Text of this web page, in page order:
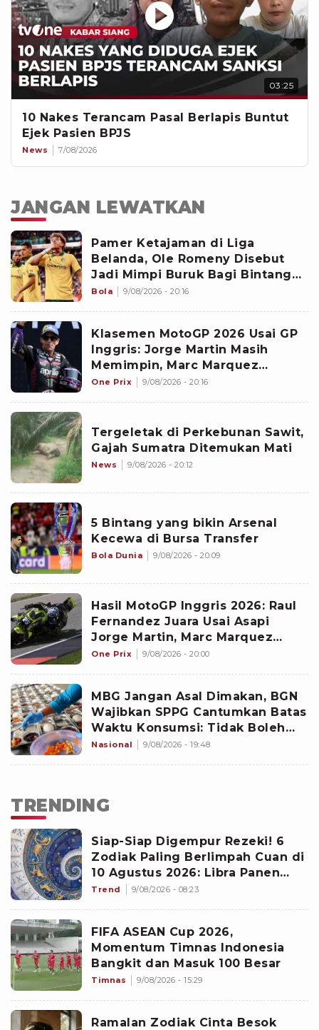
03:25
10 Nakes Terancam Pasal Berlapis Buntut
Ejek Pasien BPJS
News 7/08/2026
JANGAN LEWATKAN
Pamer Ketajaman di Liga
Belanda, Ole Romeny Disebut
Jadi Mimpi Buruk Bagi Bintang
PSV
Bola 9/08/2026 - 20:16
Klasemen MotoGP 2026 Usai GP
Inggris: Jorge Martin Masih
Memimpin, Marc Marquez
Terlempar dari 3 Besar
One Prix 9/08/2026 - 20:16
Tergeletak di Perkebunan Sawit,
Gajah Sumatra Ditemukan Mati
News 9/08/2026 - 20:12
5 Bintang yang bikin Arsenal
Kecewa di Bursa Transfer
Bola Dunia 9/08/2026 - 20:09
Hasil MotoGP Inggris 2026: Raul
Fernandez Juara Usai Asapi
Jorge Martin, Marc Marquez
Gagal Podium
One Prix 9/08/2026 - 20:00
MBG Jangan Asal Dimakan, BGN
Wajibkan SPPG Cantumkan Batas
Waktu Konsumsi: Tidak Boleh
Melebihi Batas Jam
Nasional 9/08/2026 - 19:48
TRENDING
Siap-Siap Digempur Rezeki! 6
Zodiak Paling Berlimpah Cuan di
10 Agustus 2026: Libra Panen
Proyek Emas
Trend 9/08/2026 - 08:23
FIFA ASEAN Cup 2026,
Momentum Timnas Indonesia
Bangkit dan Masuk 100 Besar
Timnas 9/08/2026 - 15:29
Ramalan Zodiak Cinta Besok